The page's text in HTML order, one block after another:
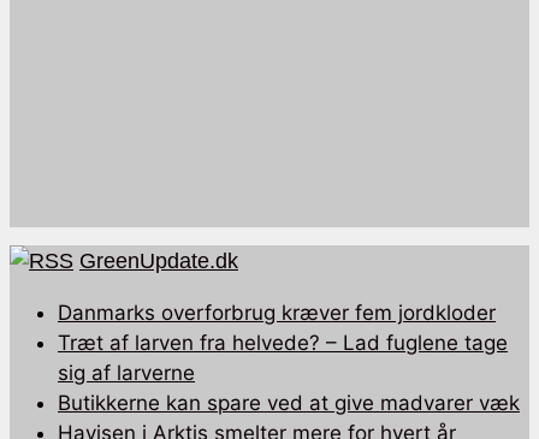
GreenUpdate.dk
Danmarks overforbrug kræver fem jordkloder
Træt af larven fra helvede? – Lad fuglene tage
sig af larverne
Butikkerne kan spare ved at give madvarer væk
Havisen i Arktis smelter mere for hvert år